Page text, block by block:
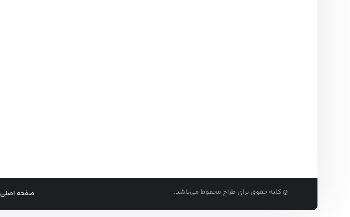
@ کلیه حقوق برای طراح محفوظ می‌باشد. صفحه اصلی